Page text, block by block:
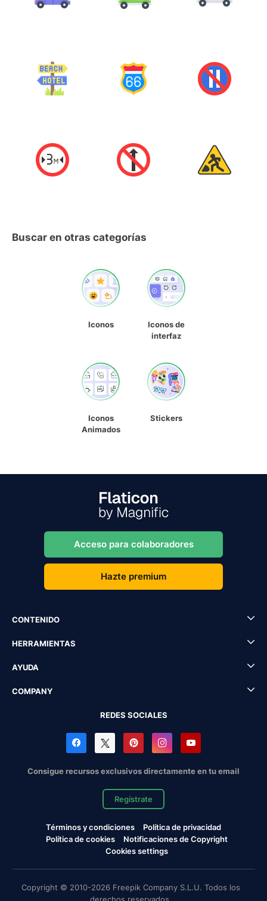
Buscar en otras categorías
Iconos
Iconos de
interfaz
Iconos
Animados
Stickers
Acceso para colaboradores
Hazte premium
CONTENIDO
HERRAMIENTAS
AYUDA
COMPANY
REDES SOCIALES
Consigue recursos exclusivos directamente en tu email
Regístrate
Términos y condiciones
Política de privacidad
Política de cookies
Notificaciones de Copyright
Cookies settings
Copyright © 2010-2026 Freepik Company S.L.U. Todos los